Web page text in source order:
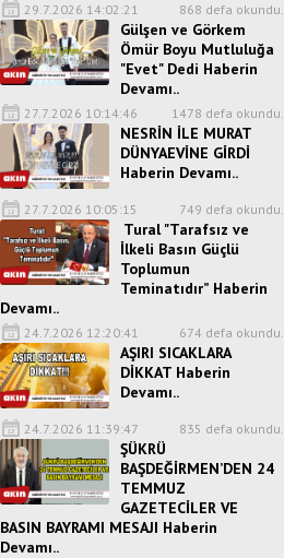
29.7.2026 14:02:21 868 defa okundu.
Gülşen ve Görkem
Ömür Boyu Mutluluğa
"Evet" Dedi Haberin
Devamı..
27.7.2026 10:14:46 1478 defa okundu.
NESRİN İLE MURAT
DÜNYAEVİNE GİRDİ
Haberin Devamı..
27.7.2026 10:05:15 749 defa okundu.
Tural "Tarafsız ve
İlkeli Basın Güçlü
Toplumun
Teminatıdır” Haberin
Devamı..
24.7.2026 12:20:41 674 defa okundu.
AŞIRI SICAKLARA
DİKKAT Haberin
Devamı..
24.7.2026 11:39:47 835 defa okundu.
ŞÜKRÜ
BAŞDEĞİRMEN’DEN 24
TEMMUZ
GAZETECİLER VE
BASIN BAYRAMI MESAJI Haberin
Devamı..